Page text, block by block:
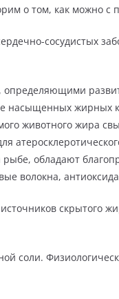
о том, как можно
сосудистых
насыщенных жирных
животного жира
обладают
волокна,
скрытого
соли.